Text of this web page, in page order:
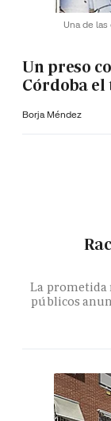
Una de
Un preso
Córdoba
Borja Méndez
La prometida
públicos